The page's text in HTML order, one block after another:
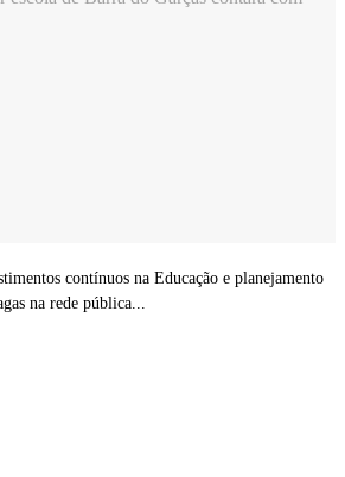
contínuos na Educação e planejamento
na rede pública...